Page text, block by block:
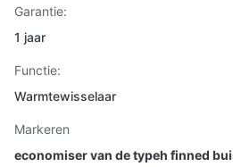
Garantie:
1 jaar
Functie:
Warmtewisselaar
Markeren
economiser van de typeh finned